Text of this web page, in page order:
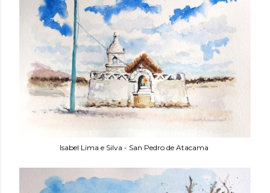
Isabel Lima e Silva - San Pedro de Atacama